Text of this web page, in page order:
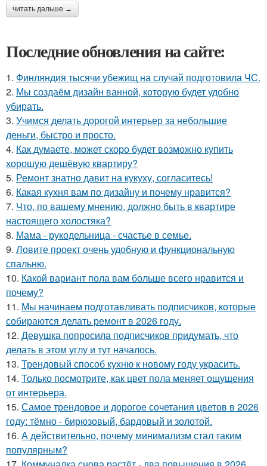
читать дальше →
Последние обновления на сайте:
1. Финляндия тысячи убежищ на случай подготовила ЧС.
2. Мы создаём дизайн ванной, которую будет удобно
убирать.
3. Учимся делать дорогой интерьер за небольшие
деньги, быстро и просто.
4. Как думаете, может скоро будет возможно купить
хорошую дешёвую квартиру?
5. Ремонт знатно давит на кукуху, согласитесь!
6. Какая кухня вам по дизайну и почему нравится?
7. Что, по вашему мнению, должно быть в квартире
настоящего холостяка?
8. Мама - рукодельница - счастье в семье.
9. Ловите проект очень удобную и функциональную
спальню.
10. Какой вариант пола вам больше всего нравится и
почему?
11. Мы начинаем подготавливать подписчиков, которые
собираются делать ремонт в 2026 году.
12. Девушка попросила подписчиков придумать, что
делать в этом углу и тут началось.
13. Трендовый способ кухню к новому году украсить.
14. Только посмотрите, как цвет пола меняет ощущения
от интерьера.
15. Самое трендовое и дорогое сочетания цветов в 2026
году: тёмно - бирюзовый, бардовый и золотой.
16. А действительно, почему минимализм стал таким
популярным?